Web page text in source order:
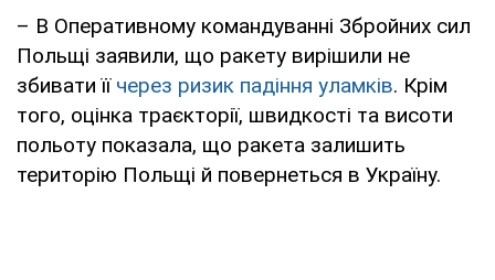
– В Оперативному командуванні Збройних сил
Польщі заявили, що ракету вирішили не
збивати її через ризик падіння уламків. Крім
того, оцінка траєкторії, швидкості та висоти
польоту показала, що ракета залишить
територію Польщі й повернеться в Україну.